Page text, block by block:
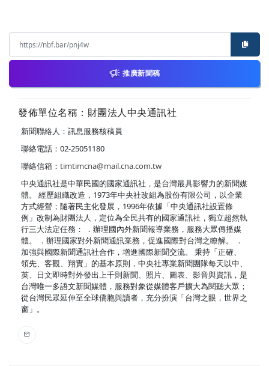
推廣新聞稿
發佈單位名稱：財團法人中央通訊社
新聞聯絡人：訊息服務核稿員
聯絡電話：02-25051180
聯絡信箱： timtimcna@mail.cna.com.tw
中央通訊社是中華民國的國家通訊社，是台灣最具影響力的新聞媒
體。 經歷組織改造，1973年中央社改組為股份有限公司，以企業
方式經營；隨著民主化發展，1996年依據「中央通訊社設置條
例」改制為財團法人，定位為全民共有的國家通訊社，獨立超然執
行三大法定任務： ．辦理國內外新聞報導業務，服務大眾傳播媒
體。 ．辦理國家對外新聞通訊業務，促進國際對台灣之瞭解。 ．
加強與國際新聞通訊社合作，增進國際新聞交流。 秉持「正確、
領先、客觀、翔實」的基本原則，中央社專業新聞團隊每天以中、
英、日文即時對外發出上千則新聞、照片、圖表、影音與資訊，是
台灣唯一多語文新聞媒體，服務對象從媒體客戶擴大為閱聽大眾；
從台灣民眾延伸至全球僑胞與讀者，充分扮演「台灣之眼，世界之
窗」。